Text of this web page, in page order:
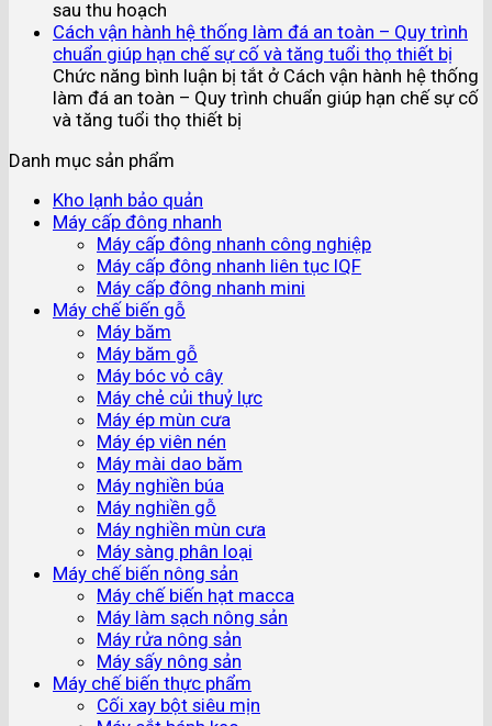
sau thu hoạch
Cách vận hành hệ thống làm đá an toàn – Quy trình
chuẩn giúp hạn chế sự cố và tăng tuổi thọ thiết bị
Chức năng bình luận bị tắt ở Cách vận hành hệ thống
làm đá an toàn – Quy trình chuẩn giúp hạn chế sự cố
và tăng tuổi thọ thiết bị
Danh mục sản phẩm
Kho lạnh bảo quản
Máy cấp đông nhanh
Máy cấp đông nhanh công nghiệp
Máy cấp đông nhanh liên tục IQF
Máy cấp đông nhanh mini
Máy chế biến gỗ
Máy băm
Máy băm gỗ
Máy bóc vỏ cây
Máy chẻ củi thuỷ lực
Máy ép mùn cưa
Máy ép viên nén
Máy mài dao băm
Máy nghiền búa
Máy nghiền gỗ
Máy nghiền mùn cưa
Máy sàng phân loại
Máy chế biến nông sản
Máy chế biến hạt macca
Máy làm sạch nông sản
Máy rửa nông sản
Máy sấy nông sản
Máy chế biến thực phẩm
Cối xay bột siêu mịn